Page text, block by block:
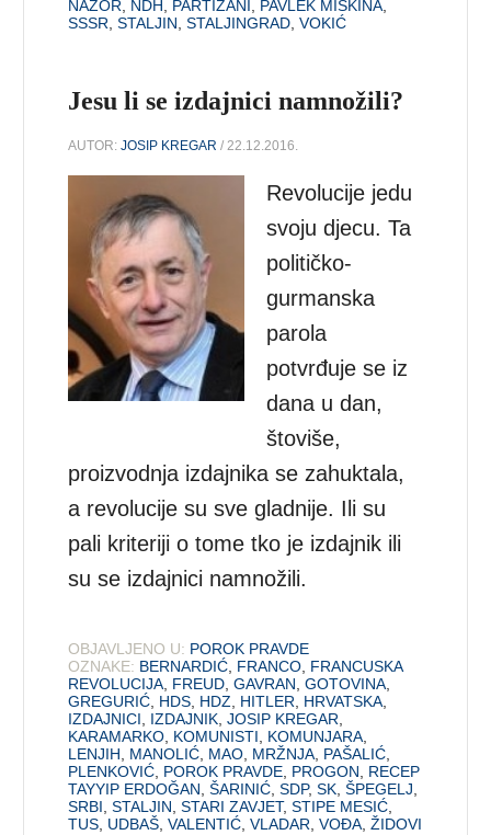
NAZOR, NDH, PARTIZANI, PAVLEK MIŠKINA,
SSSR,STALJIN,STALJINGRAD,VOKIĆ
Jesu li se izdajnici namnožili?
AUTOR:JOSIP KREGAR / 22.12.2016.
Revolucije jedu
svoju djecu. Ta
političko-
gurmanska
parola
potvrđuje se iz
dana u dan,
štoviše,
proizvodnja izdajnika se zahuktala,
a revolucije su sve gladnije. Ili su
pali kriteriji o tome tko je izdajnik ili
su se izdajnici namnožili.
OBJAVLJENO U: POROK PRAVDE
OZNAKE: BERNARDIĆ, FRANCO, FRANCUSKA
REVOLUCIJA, FREUD,GAVRAN,GOTOVINA,
GREGURIĆ, HDS, HDZ, HITLER, HRVATSKA,
IZDAJNICI, IZDAJNIK,JOSIP KREGAR,
KARAMARKO, KOMUNISTI, KOMUNJARA,
LENJIH, MANOLIĆ, MAO, MRŽNJA, PAŠALIĆ,
PLENKOVIĆ, POROK PRAVDE, PROGON, RECEP
TAYYIP ERDOĞAN,ŠARINIĆ,SDP,SK,ŠPEGELJ,
SRBI,STALJIN,STARI ZAVJET,STIPE MESIĆ,
TUS, UDBAŠ,VALENTIĆ,VLADAR,VOĐA,ŽIDOVI